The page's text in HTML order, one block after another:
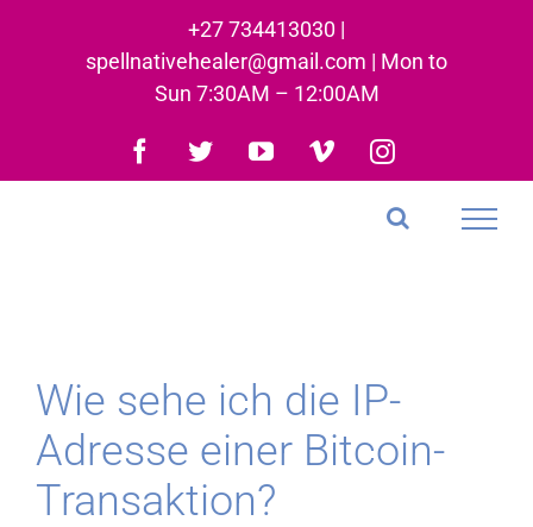
+27 734413030 |
spellnativehealer@gmail.com | Mon to
Sun 7:30AM – 12:00AM
Facebook
TwitterYouTubeVimeoInstagram
Wie sehe ich die IP-
Adresse einer Bitcoin-
Transaktion?